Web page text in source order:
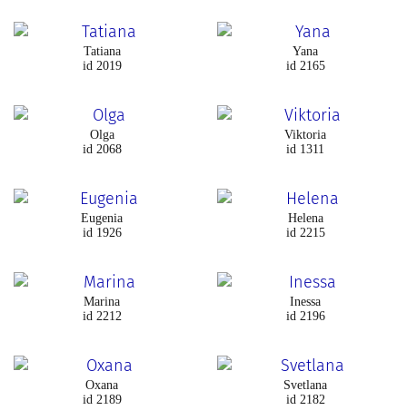
Tatiana
id 2019
Yana
id 2165
Olga
id 2068
Viktoria
id 1311
Eugenia
id 1926
Helena
id 2215
Marina
id 2212
Inessa
id 2196
Oxana
id 2189
Svetlana
id 2182